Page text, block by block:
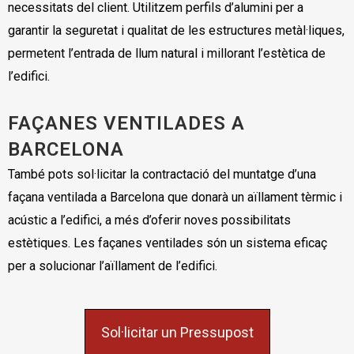
necessitats del client. Utilitzem perfils d’alumini per a
garantir la seguretat i qualitat de les estructures metàl·liques,
permetent l’entrada de llum natural i millorant l’estètica de
l’edifici.
FAÇANES VENTILADES A
BARCELONA
També pots sol·licitar la contractació del muntatge d’una
façana ventilada a Barcelona que donarà un aïllament tèrmic i
acústic a l’edifici, a més d’oferir noves possibilitats
estètiques. Les façanes ventilades són un sistema eficaç
per a solucionar l’aïllament de l’edifici.
Sol·licitar un Pressupost